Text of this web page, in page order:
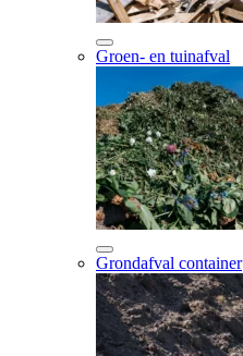
Groen- en tuinafval
Grondafval container